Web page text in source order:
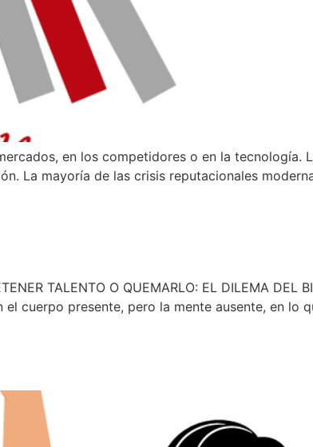
en los competidores o en la tecnología.
La mayoría de las crisis reputacionales
TALENTO O QUEMARLO: EL DILEMA DEL
cuerpo presente, pero la mente ausente, en lo